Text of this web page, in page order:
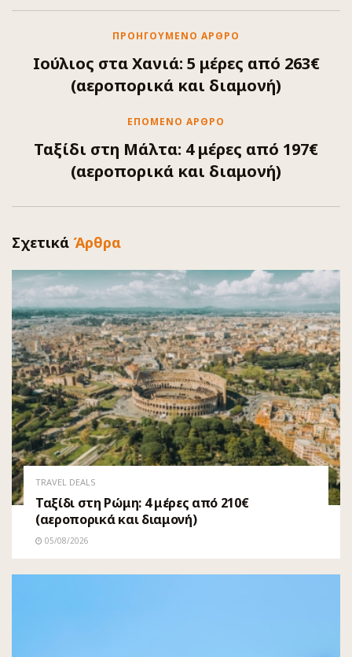
ΠΡΟΗΓΟΎΜΕΝΟ ΆΡΘΡΟ
Ιούλιος στα Χανιά: 5 μέρες από 263€
(αεροπορικά και διαμονή)
ΕΠΌΜΕΝΟ ΆΡΘΡΟ
Ταξίδι στη Μάλτα: 4 μέρες από 197€
(αεροπορικά και διαμονή)
Σχετικά Άρθρα
TRAVEL DEALS
Ταξίδι στη Ρώμη: 4 μέρες από 210€
(αεροπορικά και διαμονή)
05/08/2026